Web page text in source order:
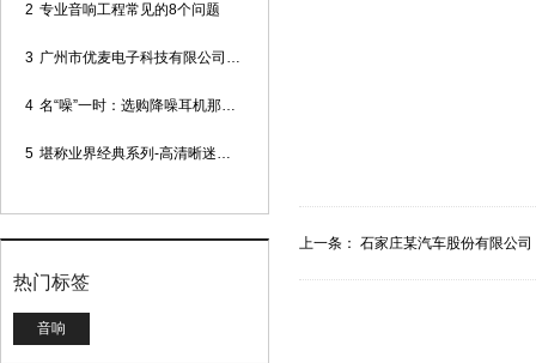
2 专业音响工程常见的8个问题
3 广州市优麦电子科技有限公司网站正式上线！
4 名“噪”一时：选购降噪耳机那些事
5 堪称业界经典系列-高清晰迷你型头戴话筒
热门标签
音响
上一条： 石家庄某汽车股份有限公司